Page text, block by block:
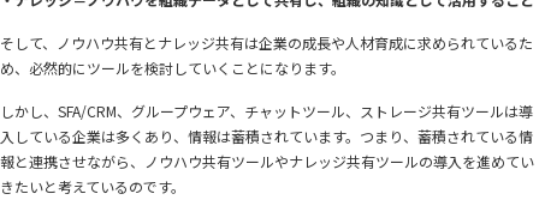
そして、ノウハウ共有とナレッジ共有は企業の成長や人材育成に求められているた
め、必然的にツールを検討していくことになります。
しかし、SFA/CRM、グループウェア、チャットツール、ストレージ共有ツールは導
入している企業は多くあり、情報は蓄積されています。つまり、蓄積されている情
報と連携させながら、ノウハウ共有ツールやナレッジ共有ツールの導入を進めてい
きたいと考えているのです。